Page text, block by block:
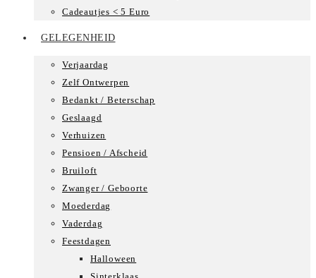
Cadeautjes < 5 Euro
GELEGENHEID
Verjaardag
Zelf Ontwerpen
Bedankt / Beterschap
Geslaagd
Verhuizen
Pensioen / Afscheid
Bruiloft
Zwanger / Geboorte
Moederdag
Vaderdag
Feestdagen
Halloween